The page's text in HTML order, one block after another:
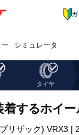
シミュレータ
ガ
タイヤ
着するホイ
リザック) VRX3 |